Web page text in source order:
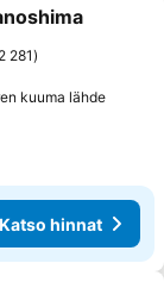
2 281
kuuma lähde
Katso hinnat